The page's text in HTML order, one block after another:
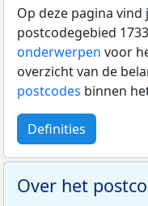
Op deze pagina vind
postcodegebied
onderwerpen voor
overzicht van de
postcodes binnen
Definities
Over het